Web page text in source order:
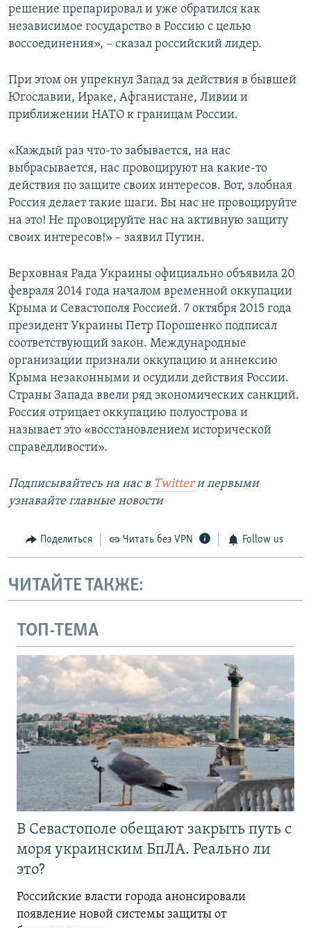
решение препарировал и уже обратился как
независимое государство в Россию с целью
воссоединения», – сказал российский лидер.
При этом он упрекнул Запад за действия в бывшей
Югославии, Ираке, Афганистане, Ливии и
приближении НАТО к границам России.
«Каждый раз что-то забывается, на нас
выбрасывается, нас провоцируют на какие-то
действия по защите своих интересов. Вот, злобная
Россия делает такие шаги. Вы нас не провоцируйте
на это! Не провоцируйте нас на активную защиту
своих интересов!» – заявил Путин.
Верховная Рада Украины официально объявила 20
февраля 2014 года началом временной оккупации
Крыма и Севастополя Россией. 7 октября 2015 года
президент Украины Петр Порошенко подписал
соответствующий закон. Международные
организации признали оккупацию и аннексию
Крыма незаконными и осудили действия России.
Страны Запада ввели ряд экономических санкций.
Россия отрицает оккупацию полуострова и
называет это «восстановлением исторической
справедливости».
Подписывайтесь на наc в Twitterи первыми
узнавайте главные новости
Поделиться Читать без VPN Follow us
ЧИТАЙТЕ ТАКЖЕ:
ТОП-ТЕМА
В Севастополе обещают закрыть путь с
моря украинским БпЛА. Реально ли
это?
Российские власти города анонсировали
появление новой системы защиты от